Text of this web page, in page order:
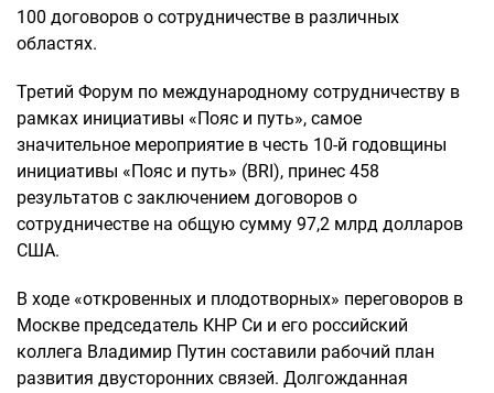
100 договоров о сотрудничестве в различных
областях.
Третий Форум по международному сотрудничеству в
рамках инициативы «Пояс и путь», самое
значительное мероприятие в честь 10-й годовщины
инициативы «Пояс и путь» (BRI), принес 458
результатов с заключением договоров о
сотрудничестве на общую сумму 97,2 млрд долларов
США.
В ходе «откровенных и плодотворных» переговоров в
Москве председатель КНР Си и его российский
коллега Владимир Путин составили рабочий план
развития двусторонних связей. Долгожданная